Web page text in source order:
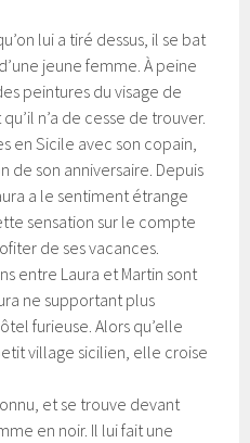
lui a tiré dessus, il se bat
jeune femme. À peine
peintures du visage de
n’a de cesse de trouver.
en Sicile avec son copain,
de son anniversaire. Depuis
a le sentiment étrange
sensation sur le compte
de ses vacances.
entre Laura et Martin sont
ne supportant plus
furieuse. Alors qu’elle
village sicilien, elle croise
et se trouve devant
en noir. Il lui fait une